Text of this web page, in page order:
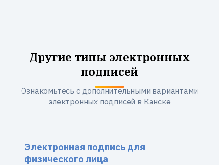
Другие типы электронных
подписей
Ознакомьтесь с дополнительными вариантами
электронных подписей в Канске
Электронная подпись для
физического лица